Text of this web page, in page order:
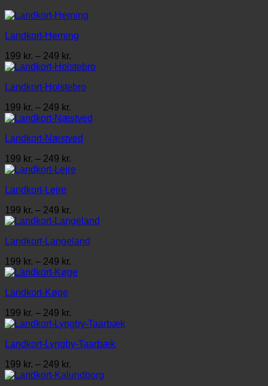
Landkort-Herning
199 kr. – 249 kr.
199 kr.
249 kr.
Landkort-Holstebro
199 kr. – 249 kr.
199 kr.
249 kr.
Landkort-Næstved
199 kr. – 249 kr.
199 kr.
Landkort-Lejre
199 kr. – 249 kr.
199 kr.
249 kr.
Landkort-Langeland
199 kr. – 249 kr.
199 kr.
Landkort-Køge
199 kr. – 249 kr.
199 kr.
249 kr.
Landkort-Lyngby-Taarbæk
199 kr. – 249 kr.
199 kr.